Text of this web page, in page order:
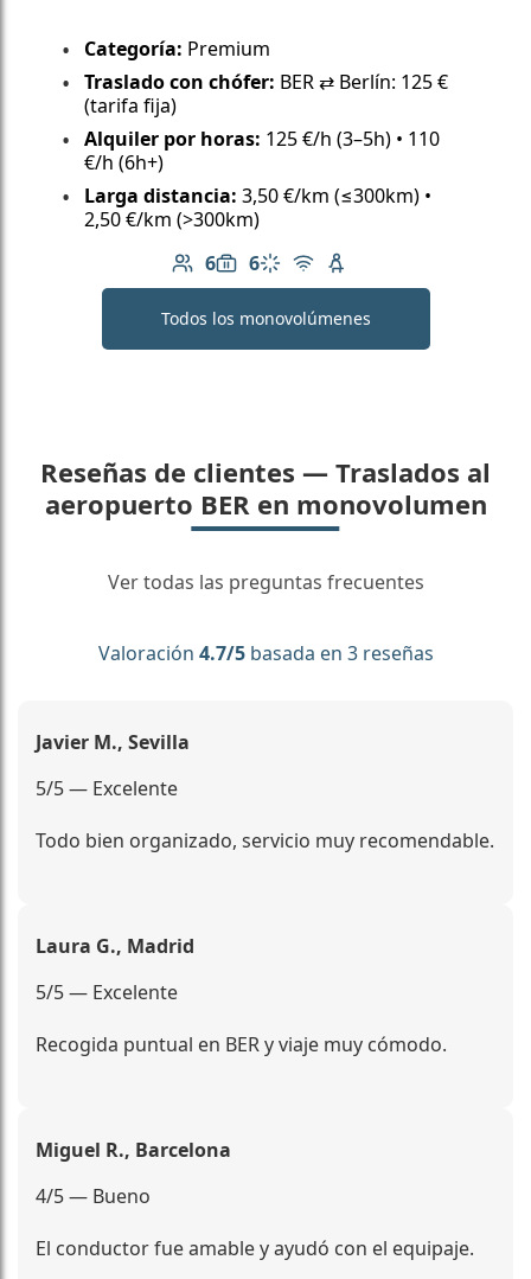
Categoría: Premium
Traslado con chófer: BER ⇄ Berlín: 125 €
(tarifa fija)
Alquiler por horas: 125 €/h (3–5h) • 110
€/h (6h+)
Larga distancia: 3,50 €/km (≤300km) •
2,50 €/km (>300km)
6
Número de pasajeros: 6
6
Capacidad de equipaje: 6
Aire acondicionado
Wi-Fi gratuito
Asiento infantil
Todos los monovolúmenes
Reseñas de clientes — Traslados al
aeropuerto BER en monovolumen
Ver todas las preguntas frecuentes
Valoración 4.7/5basada en 3 reseñas
Javier M., Sevilla
5/5 — Excelente
Todo bien organizado, servicio muy recomendable.
Laura G., Madrid
5/5 — Excelente
Recogida puntual en BER y viaje muy cómodo.
Miguel R., Barcelona
4/5 — Bueno
El conductor fue amable y ayudó con el equipaje.